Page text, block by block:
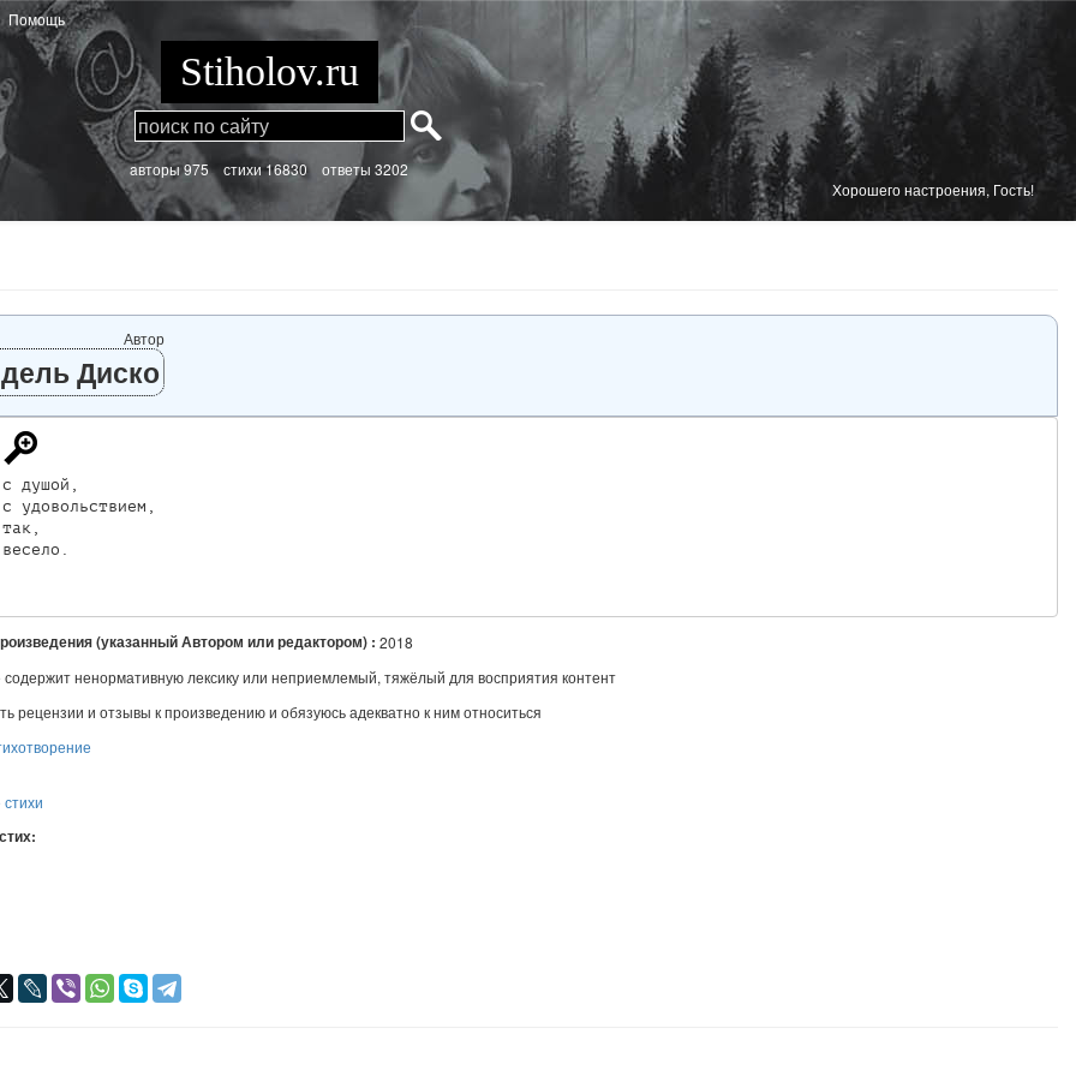
Помощь
Stiholov.ru
aвторы 975 стихи16830 ответы 3202
Хорошего настроения, Гость!
Автор
Диско
душой,
удовольствием,
(указанный Автором или редактором) : 2018
ненормативную лексику или неприемлемый, тяжёлый для восприятия контент
рецензии и отзывы к произведению и обязуюсь адекватно к ним относиться